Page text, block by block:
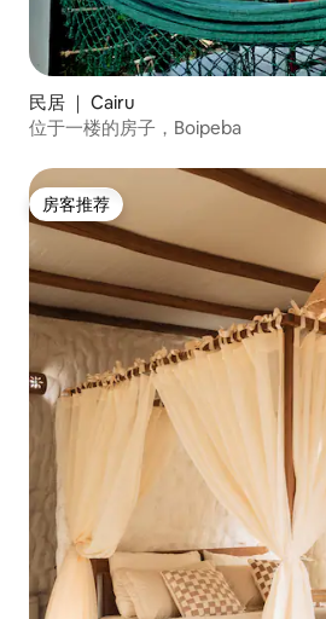
民居 ｜ Cairu
位于一楼的房子，Boipeba
房客推荐
房客推荐